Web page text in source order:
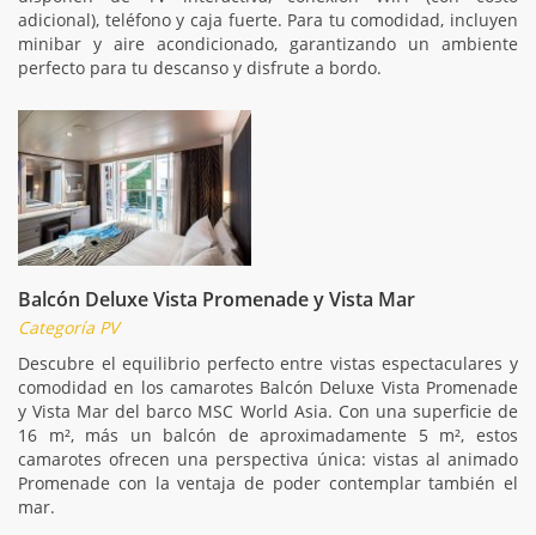
adicional), teléfono y caja fuerte. Para tu comodidad, incluyen
minibar y aire acondicionado, garantizando un ambiente
perfecto para tu descanso y disfrute a bordo.
Balcón Deluxe Vista Promenade y Vista Mar
Categoría PV
Descubre el equilibrio perfecto entre vistas espectaculares y
comodidad en los camarotes Balcón Deluxe Vista Promenade
y Vista Mar del barco MSC World Asia. Con una superficie de
16 m², más un balcón de aproximadamente 5 m², estos
camarotes ofrecen una perspectiva única: vistas al animado
Promenade con la ventaja de poder contemplar también el
mar.